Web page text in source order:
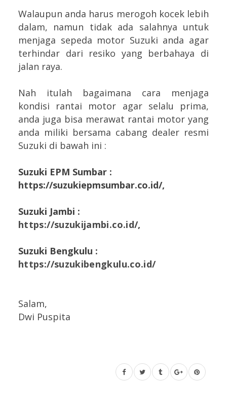
Walaupun anda harus merogoh kocek lebih
dalam, namun tidak ada salahnya untuk
menjaga sepeda motor Suzuki anda agar
terhindar dari resiko yang berbahaya di
jalan raya.
Nah itulah bagaimana cara menjaga
kondisi rantai motor agar selalu prima,
anda juga bisa merawat rantai motor yang
anda miliki bersama cabang dealer resmi
Suzuki di bawah ini :
Suzuki EPM Sumbar :
https://suzukiepmsumbar.co.id/,
Suzuki Jambi :
https://suzukijambi.co.id/,
Suzuki Bengkulu :
https://suzukibengkulu.co.id/
Salam,
Dwi Puspita